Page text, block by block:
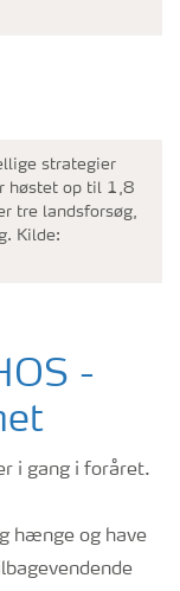
strategier
høstet op til 1,8
tre landsforsøg,
Kilde:
-
i gang i foråret.
hænge og have